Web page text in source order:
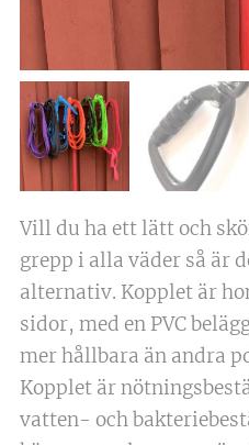
Vill du ha ett lätt och
grepp i alla väder så är
alternativ. Kopplet är
sidor, med en PVC
mer hållbara än andra
Kopplet är
vatten- och